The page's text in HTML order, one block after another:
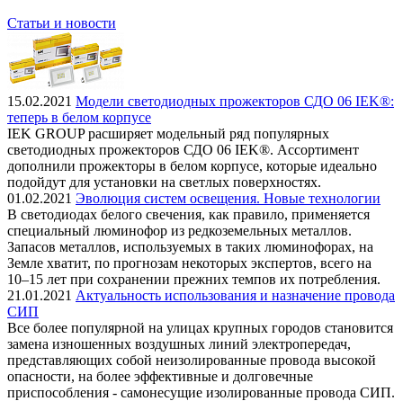
Статьи и новости
15.02.2021 Модели светодиодных прожекторов СДО 06 IEK®:
теперь в белом корпусе
IEK GROUP расширяет модельный ряд популярных
светодиодных прожекторов СДО 06 IEK®. Ассортимент
дополнили прожекторы в белом корпусе, которые идеально
подойдут для установки на светлых поверхностях.
01.02.2021 Эволюция систем освещения. Новые технологии
В светодиодах белого свечения, как правило, применяется
специальный люминофор из редкоземельных металлов.
Запасов металлов, используемых в таких люминофорах, на
Земле хватит, по прогнозам некоторых экспертов, всего на
10–15 лет при сохранении прежних темпов их потребления.
21.01.2021 Актуальность использования и назначение провода
СИП
Все более популярной на улицах крупных городов становится
замена изношенных воздушных линий электропередач,
представляющих собой неизолированные провода высокой
опасности, на более эффективные и долговечные
приспособления - самонесущие изолированные провода СИП.